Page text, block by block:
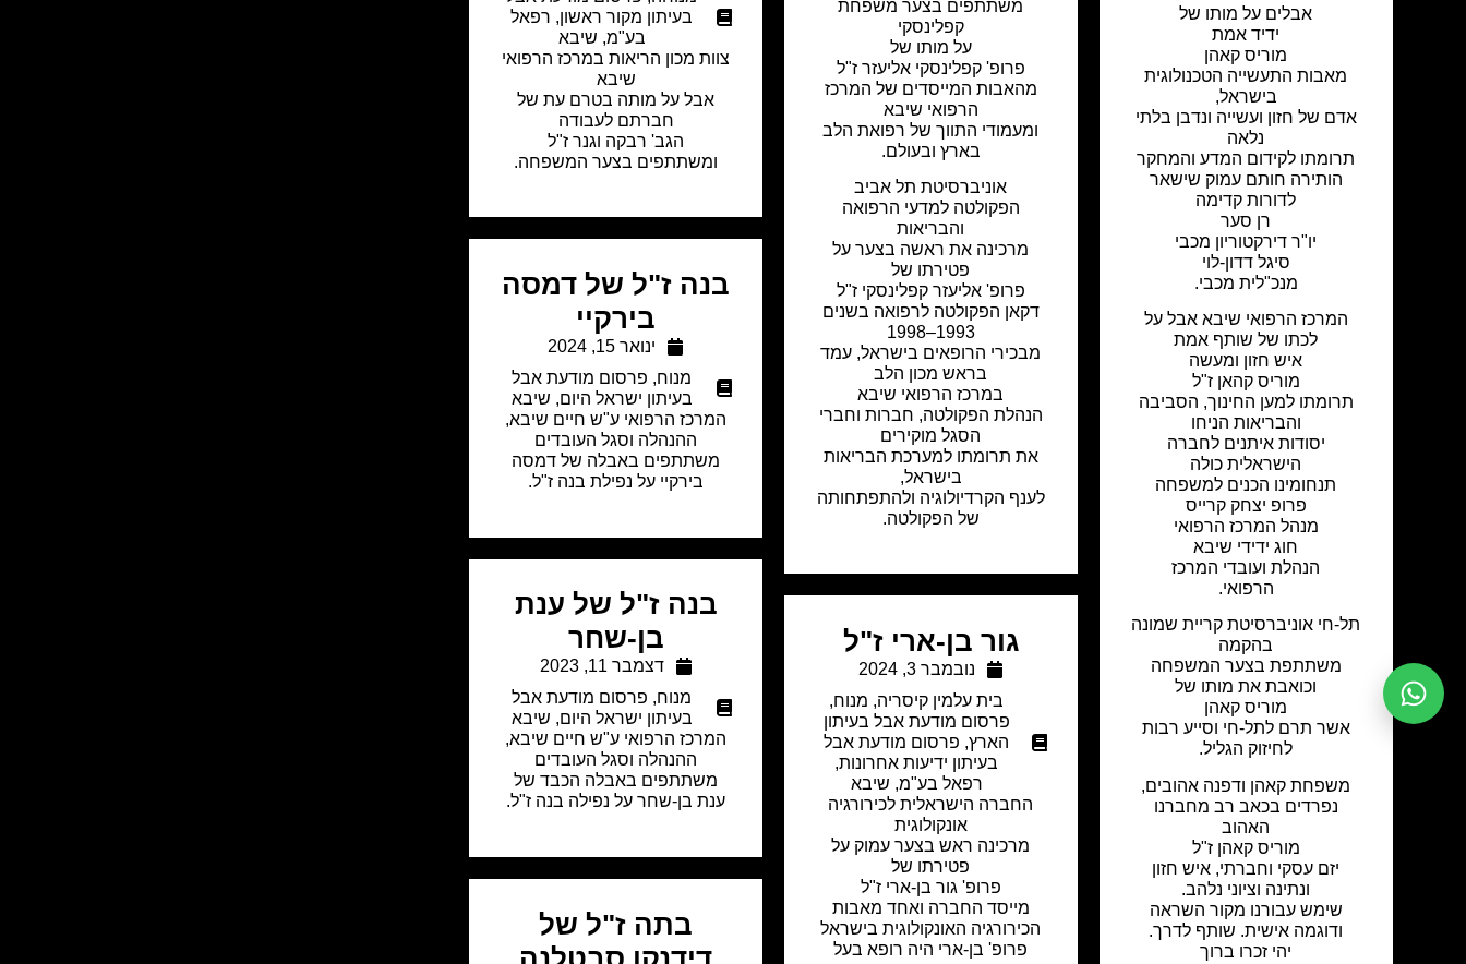
אבלים על מותו של
ידיד אמת
מוריס קאהן
מאבות התעשייה הטכנולוגית
בישראל,
אדם של חזון ועשייה ונדבן בלתי
נלאה
תרומתו לקידום המדע והמחקר
הותירה חותם עמוק שישאר
לדורות קדימה
רן סער
יו"ר דירקטוריון מכבי
סיגל דדון-לוי
מנכ"לית מכבי.
המרכז הרפואי שיבא אבל על
לכתו של שותף אמת
איש חזון ומעשה
מוריס קהאן ז"ל
תרומתו למען החינוך, הסביבה
והבריאות הניחו
יסודות איתנים לחברה
הישראלית כולה
תנחומינו הכנים למשפחה
פרופ יצחק קרייס
מנהל המרכז הרפואי
חוג ידידי שיבא
הנהלת ועובדי המרכז
הרפואי.
תל-חי אוניברסיטת קריית שמונה
בהקמה
משתתפת בצער המשפחה
וכואבת את מותו של
מוריס קאהן
אשר תרם לתל-חי וסייע רבות
לחיזוק הגליל.
משפחת קאהן ודפנה אהובים,
נפרדים בכאב רב מחברנו
האהוב
מוריס קאהן ז"ל
יזם עסקי וחברתי, איש חזון
ונתינה וציוני נלהב.
שימש עבורנו מקור השראה
ודוגמה אישית. שותף לדרך.
יהי זכרו ברוך
משתתפים בצער משפחת
קפלינסקי
על מותו של
פרופ' קפלינסקי אליעזר ז"ל
מהאבות המייסדים של המרכז
הרפואי שיבא
ומעמודי התווך של רפואת הלב
בארץ ובעולם.
אוניברסיטת תל אביב
הפקולטה למדעי הרפואה
והבריאות
מרכינה את ראשה בצער על
פטירתו של
פרופ' אליעזר קפלינסקי ז"ל
דקאן הפקולטה לרפואה בשנים
1993–1998
מבכירי הרופאים בישראל, עמד
בראש מכון הלב
במרכז הרפואי שיבא
הנהלת הפקולטה, חברות וחברי
הסגל מוקירים
את תרומתו למערכת הבריאות
בישראל,
לענף הקרדיולוגיה ולהתפתחותה
של הפקולטה.
גור בן-ארי ז"ל
נובמבר 3, 2024
בית עלמין קיסריה, מנוח,
פרסום מודעת אבל בעיתון
הארץ, פרסום מודעת אבל
בעיתון ידיעות אחרונות,
רפאל בע"מ, שיבא
החברה הישראלית לכירורגיה
אונקולוגית
מרכינה ראש בצער עמוק על
פטירתו של
פרופ' גור בן-ארי ז"ל
מייסד החברה ואחד מאבות
הכירורגיה האונקולוגית בישראל
פרופ' בן-ארי היה רופא בעל
בעיתון מקור ראשון, רפאל
בע"מ, שיבא
צוות מכון הריאות במרכז הרפואי
שיבא
אבל על מותה בטרם עת של
חברתם לעבודה
הגב' רבקה וגנר ז"ל
ומשתתפים בצער המשפחה.
בנה ז"ל של דמסה
בירקיי
ינואר 15, 2024
מנוח, פרסום מודעת אבל
בעיתון ישראל היום, שיבא
המרכז הרפואי ע"ש חיים שיבא,
ההנהלה וסגל העובדים
משתתפים באבלה של דמסה
בירקיי על נפילת בנה ז"ל.
בנה ז"ל של ענת
בן-שחר
דצמבר 11, 2023
מנוח, פרסום מודעת אבל
בעיתון ישראל היום, שיבא
המרכז הרפואי ע"ש חיים שיבא,
ההנהלה וסגל העובדים
משתתפים באבלה הכבד של
ענת בן-שחר על נפילה בנה ז"ל.
בתה ז"ל של